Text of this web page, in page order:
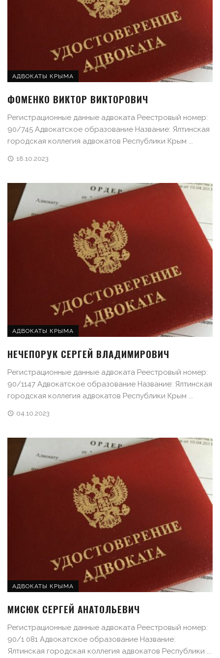
АДВОКАТЫ КРЫМА
ФОМЕНКО ВИКТОР ВИКТОРОВИЧ
Регистрационные данные адвоката Реестровый номер:
90/745 Адвокатское образование Название: Ялтинская
городская коллегия адвокатов Республики Крым ...
18.10.2023
АДВОКАТЫ КРЫМА
НЕЧЕПОРУК СЕРГЕЙ ВЛАДИМИРОВИЧ
Регистрационные данные адвоката Реестровый номер:
90/1147 Адвокатское образование Название: Ялтинская
городская коллегия адвокатов Республики Крым ...
04.10.2023
АДВОКАТЫ КРЫМА
МИСЮК СЕРГЕЙ АНАТОЛЬЕВИЧ
Регистрационные данные адвоката Реестровый номер:
90/1 081 Адвокатское образование Название:
Ялтинская городская коллегия адвокатов Республики ...